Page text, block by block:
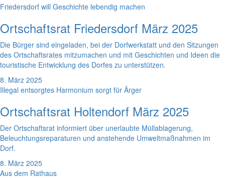
Friedersdorf will Geschichte lebendig machen
Ortschaftsrat Friedersdorf März 2025
Die Bürger sind eingeladen, bei der Dorfwerkstatt und den Sitzungen
des Ortschaftsrates mitzumachen und mit Geschichten und Ideen die
touristische Entwicklung des Dorfes zu unterstützen.
8. März 2025
Illegal entsorgtes Harmonium sorgt für Ärger
Ortschaftsrat Holtendorf März 2025
Der Ortschaftsrat informiert über unerlaubte Müllablagerung,
Beleuchtungsreparaturen und anstehende Umweltmaßnahmen im
Dorf.
8. März 2025
Aus dem Rathaus